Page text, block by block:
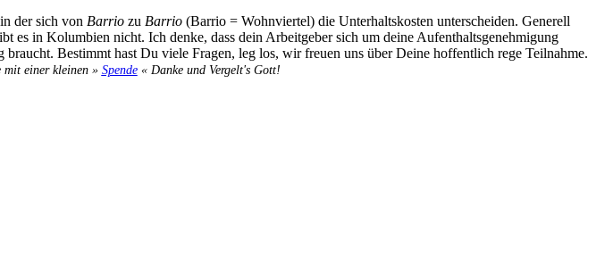
der sich von Barrio zu Barrio (Barrio = Wohnviertel) die Unterhaltskosten unterscheiden. Generell
es in Kolumbien nicht. Ich denke, dass dein Arbeitgeber sich um deine Aufenthaltsgenehmigung
Bestimmt hast Du viele Fragen, leg los, wir freuen uns über Deine hoffentlich rege Teilnahme.
einer kleinen » Spende« Danke und Vergelt's Gott!